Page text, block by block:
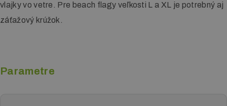
vlajky vo vetre. Pre beach flagy veľkosti L a XL je potrebný aj
záťažový krúžok.
Parametre